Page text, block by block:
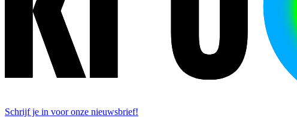
Schrijf je in voor onze nieuwsbrief!